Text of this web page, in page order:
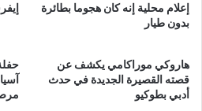
إعلام محلية إنه كان هجوما بطائرة
بدون طيار
هاروكي موراكامي يكشف عن
قصته القصيرة الجديدة في حدث
أدبي بطوكيو